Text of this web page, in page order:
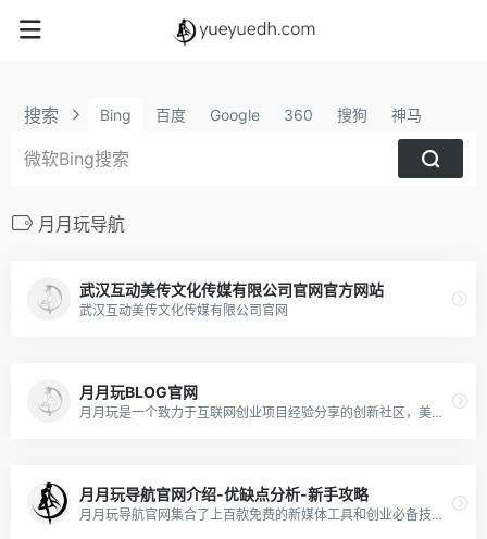
搜索 Bing 百度 Google 360 搜狗 神马
月月玩导航
武汉互动美传文化传媒有限公司官网官方网站
武汉互动美传文化传媒有限公司官网
月月玩BLOG官网
月月玩是一个致力于互联网创业项目经验分享的创新社区，美传月月会帮助创业者更快的发现资源技术、投资产品及月月微课堂赚钱项目，以互联网营销的方式创造更多的财富价值。
月月玩导航官网介绍-优缺点分析-新手攻略
月月玩导航官网集合了上百款免费的新媒体工具和创业必备技巧，让咱们不再为寻找各种工具而头疼了！它不仅是保姆级别的学习工具，而且完全是公益化的，这让创业者们再也不用担心学习资源的问题啦，最重要的一点就是：你们可以把这个宝典当成学习的利器，随时需要就来查找答案呀。作为一名资深创业者，您再也不必花费大量时间向新人们解释。只需告诉他们一句话：“去『月月玩导航』，你需要的答案都在那里。“